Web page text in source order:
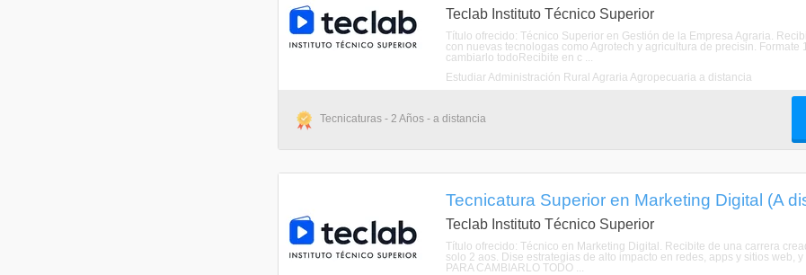
Teclab Instituto Técnico Superior
Título ofrecido: Técnico Superior en Gestión de la Empresa Agraria.
con nuevas tecnologas como Agrotech y agricultura de precisin.
cambiarlo todoRecibite en c ...
Estudiar Administración Rural Agraria Agropecuaria a distancia
Tecnicaturas - 2 Años - a distancia
Tecnicatura Superior en Marketing Digital (A
Teclab Instituto Técnico Superior
Título ofrecido: Técnico en Marketing Digital. Recibite de una carrera
solo 2 aos. Dise estrategias de alto impacto en redes, apps y sitios web,
PARA CAMBIARLO TODO ...